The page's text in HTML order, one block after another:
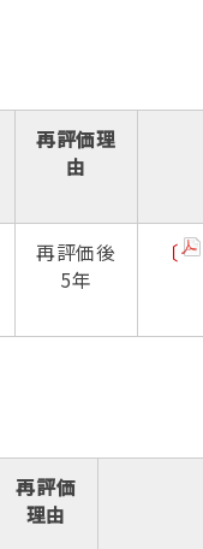
再評価理
由
再評価後
5年
〔
再評価
理由